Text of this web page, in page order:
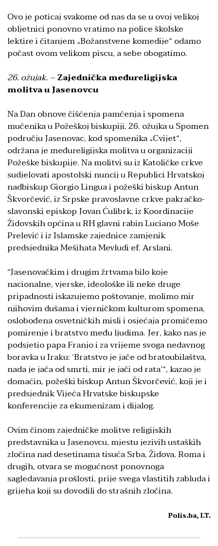
Ovo je poticaj svakome od nas da se u ovoj velikoj
obljetnici ponovno vratimo na police školske
lektire i čitanjem „Božanstvene komedije“ odamo
počast ovom velikom piscu, a sebe obogatimo.
26. ožujak. –Zajednička međureligijska
molitva u Jasenovcu
Na Dan obnove čišćenja pamćenja i spomena
mučenika u Požeškoj biskupiji, 26. ožujka u Spomen
području Jasenovac, kod spomenika „Cvijet“,
održana je međureligijska molitva u organizaciji
Požeške biskupije. Na molitvi su iz Katoličke crkve
sudjelovati apostolski nuncij u Republici Hrvatskoj
nadbiskup Giorgio Lingua i požeški biskup Antun
Škvorčević, iz Srpske pravoslavne crkve pakračko-
slavonski episkop Jovan Ćulibrk, iz Koordinacije
Židovskih općina u RH glavni rabin Luciano Moše
Prelević i iz Islamske zajednice zamjenik
predsjednika Mešihata Mevludi ef. Arslani.
“Jasenovačkim i drugim žrtvama bilo koje
nacionalne, vjerske, ideološke ili neke druge
pripadnosti iskazujemo poštovanje, molimo mir
njihovim dušama i vjerničkom kulturom spomena,
oslobođena osvetničkih misli i osjećaja promičemo
pomirenje i bratstvo među ljudima. Jer, kako nas je
podsjetio papa Franjo i za vrijeme svoga nedavnog
boravka u Iraku: ‘Bratstvo je jače od bratoubilaštva,
nada je jača od smrti, mir je jači od rata’“, kazao je
domaćin, požeški biskup Antun Škvorčević, koji je i
predsjednik Vijeća Hrvatske biskupske
konferencije za ekumenizam i dijalog.
Ovim činom zajedničke molitve religijskih
predstavnika u Jasenovcu, mjestu jezivih ustaških
zločina nad desetinama tisuća Srba, Židova, Roma i
drugih, otvara se mogućnost ponovnoga
sagledavanja prošlosti, prije svega vlastitih zabluda i
grijeha koji su dovodili do strašnih zločina.
Polis.ba, I.T.